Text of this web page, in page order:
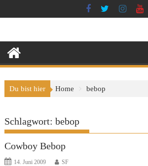
to
Du bist hier Home bebop
Schlagwort:bebop
Cowboy Bebop
14. Juni 2009 SF